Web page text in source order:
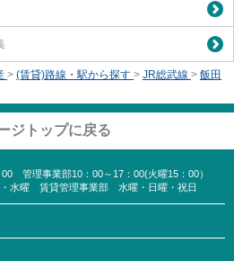
> (賃貸)路線・駅から探す > JR総武線 > 飯田
ジトップに戻る
00 管理事業部10：00～17：00(火曜15：00）
水曜 賃貸管理事業部 水曜・日曜・祝日